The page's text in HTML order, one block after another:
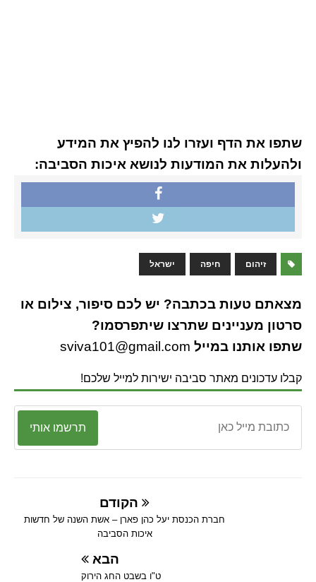
שתפו את הדף ועזרו לנו להפיץ את המידע
ולהעלות את המודעות לנושא איכות הסביבה:
זיהום חיפה ישראל
מצאתם טעות בכתבה? יש לכם סיפור, צילום או
סרטון מעניינים שתרצו שיתפרסמו?
שתפו אותנו במייל sviva101@gmail.com
קבלו עדכונים מאתר סביבה ישירות למייל שלכם!
תרשמו אותי
הקודם
חברת הכנסת יעל כהן פארן – אשת השנה של חדשות
איכות הסביבה
הבא
ט"ו בשבט החג הירוק